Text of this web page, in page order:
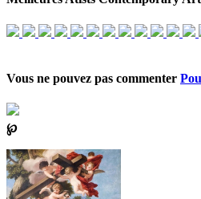
Vous ne pouvez pas commenter
℘